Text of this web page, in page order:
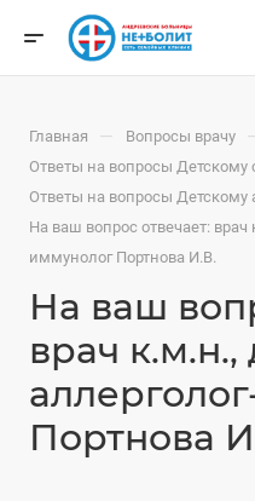
Главная — Вопросы врачу
Ответы на вопросы Детскому
Ответы на вопросы Детскому
На ваш вопрос отвечает: врач
иммунолог Портнова И.В.
На ваш
врач к.м.н.,
Портнова